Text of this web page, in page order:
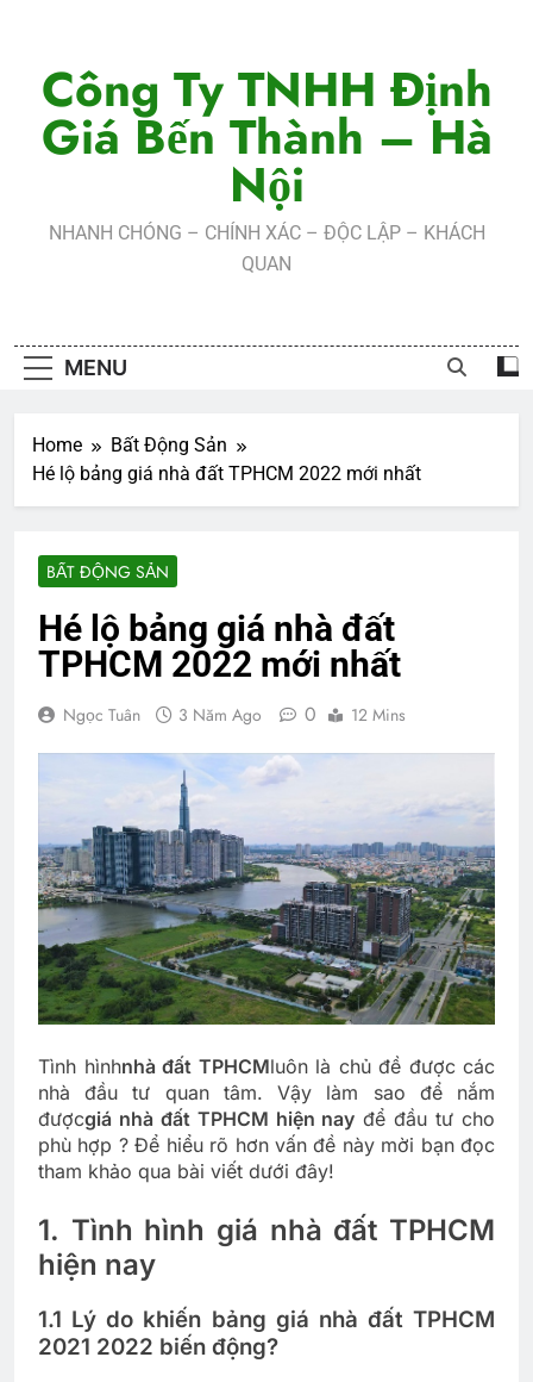
contentCông Ty TNHH Định
Giá Bến Thành – Hà
Nội
NHANH CHÓNG – CHÍNH XÁC – ĐỘC LẬP – KHÁCH
QUAN
MENU
Home
Bất Động Sản
Hé lộ bảng giá nhà đất TPHCM 2022 mới nhất
BẤT ĐỘNG SẢN
Hé lộ bảng giá nhà đất
TPHCM 2022 mới nhất
Ngọc Tuân 3 Năm Ago 0 12 Mins
Tình hìnhnhà đất TPHCMluôn là chủ đề được các
nhà đầu tư quan tâm. Vậy làm sao để nắm
đượcgiá nhà đất TPHCM hiện nay để đầu tư cho
phù hợp ? Để hiểu rõ hơn vấn đề này mời bạn đọc
tham khảo qua bài viết dưới đây!
1. Tình hình giá nhà đất TPHCM
hiện nay
1.1 Lý do khiến bảng giá nhà đất TPHCM
2021 2022 biến động?